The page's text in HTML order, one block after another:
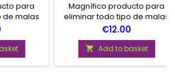
para
de malas
y
de
de 1
Magnífico producto para
eliminar todo tipo de malas
enérgias, renovar espacios y
crear buenos ambientes.
Sorprenderá el aroma de
este producto. Envase de 1
litro
Price
€12.00
 Add to basket